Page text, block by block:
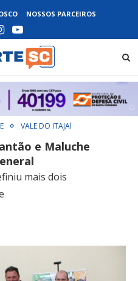
NOSSOS PARCEIROS
VALE DO ITAJAÍ
e Maluche
mais dois